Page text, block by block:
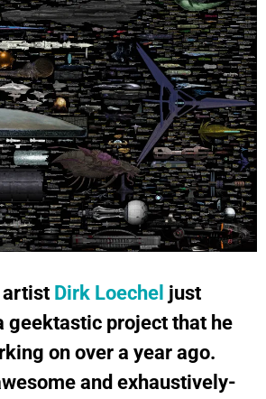
artist Dirk Loechel just
geektastic project that he
on over a year ago.
and exhaustively-